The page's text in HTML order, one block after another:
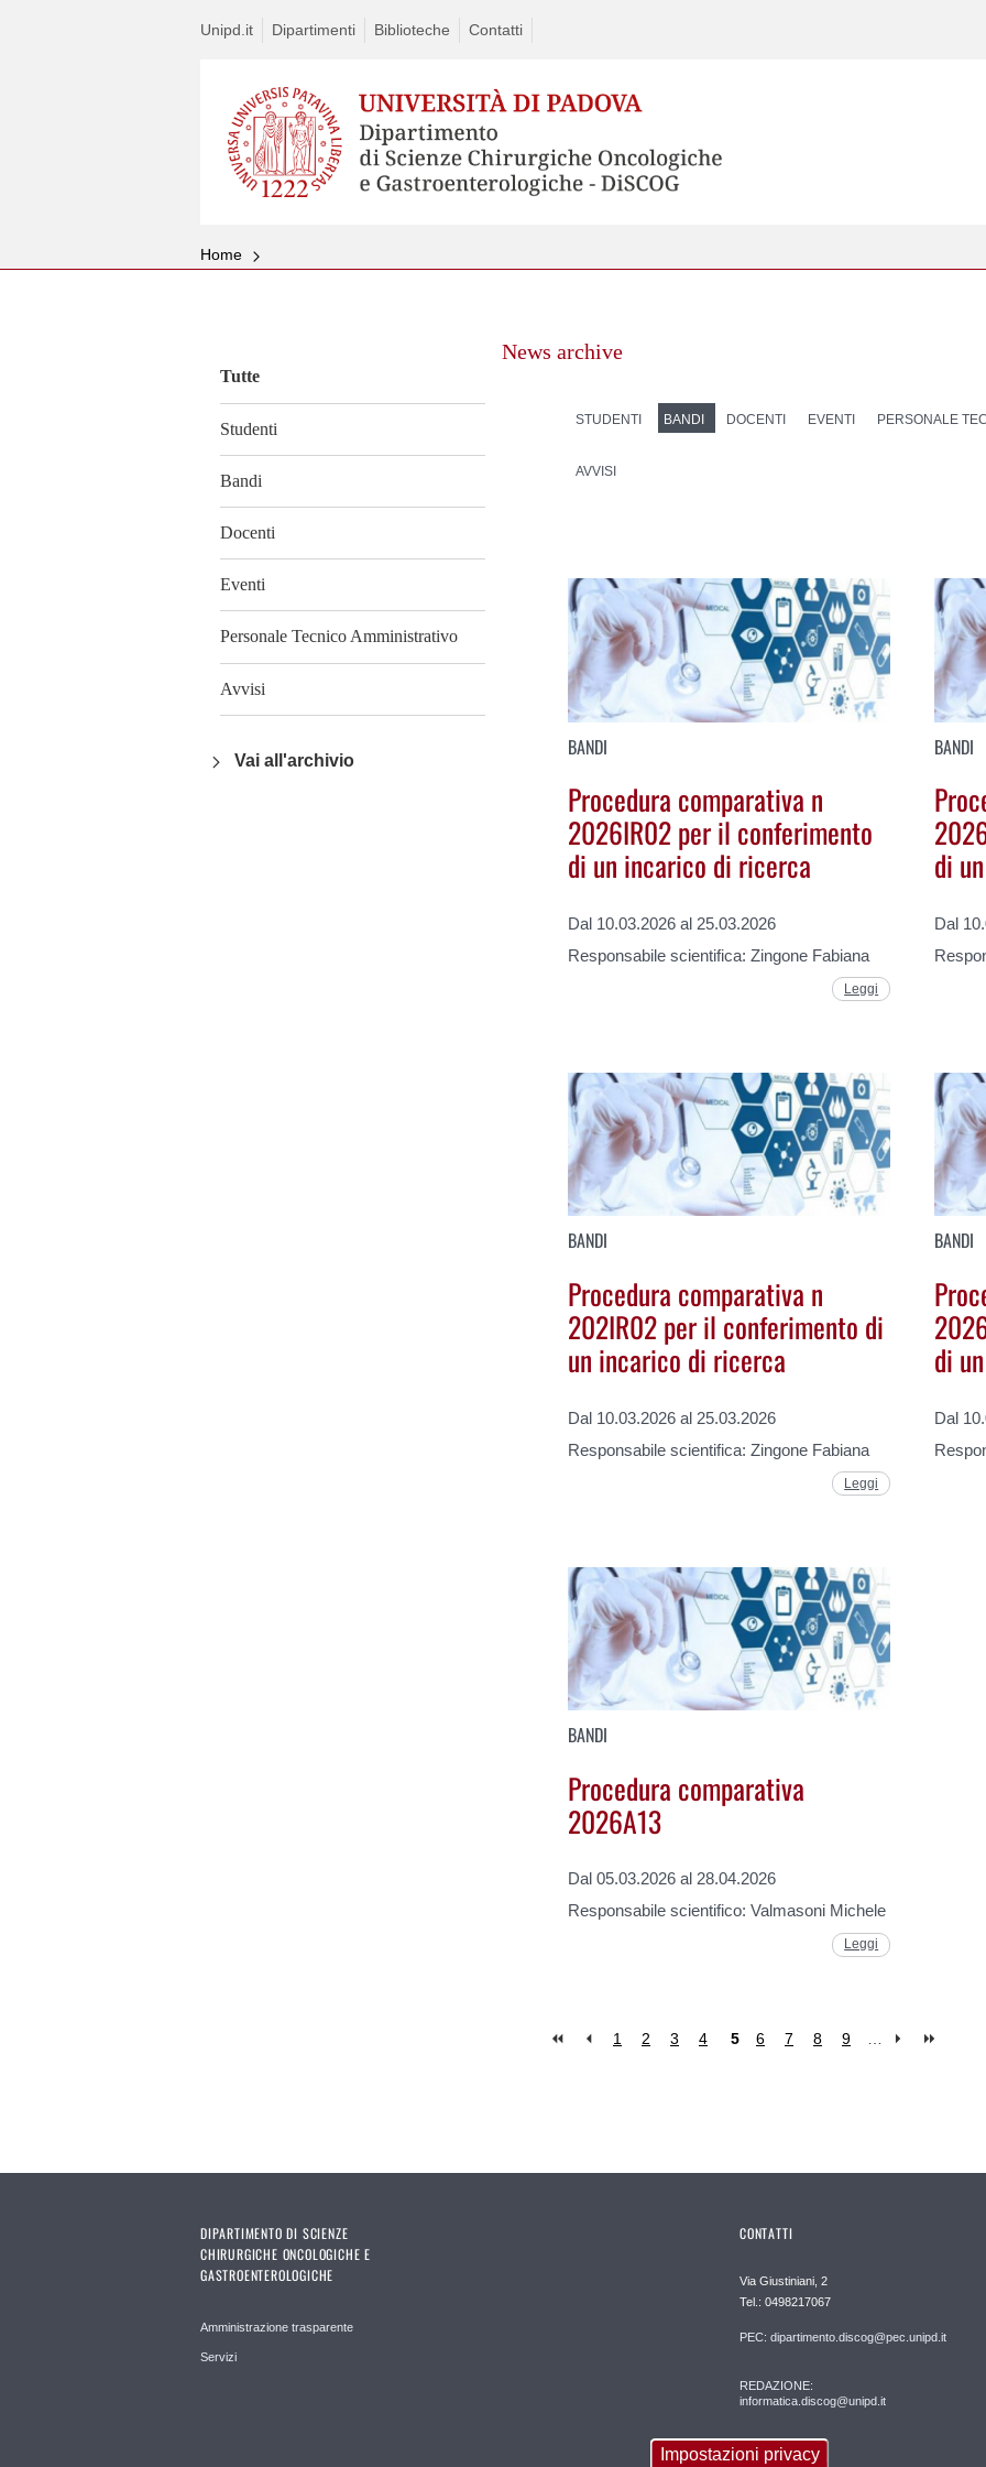
Unipd.it Dipartimenti Biblioteche Contatti
Home
Tutte
Studenti
Bandi
Docenti
Eventi
Personale Tecnico Amministrativo
Avvisi
Vai all'archivio
News archive
STUDENTI BANDI DOCENTI EVENTI PERSONALE
AVVISI
BANDI
Procedura comparativa n
2026IR02 per il conferimento
di un incarico di ricerca
Dal 10.03.2026 al 25.03.2026
Responsabile scientifica: Zingone Fabiana
Leggi
BANDI
di
Dal
BANDI
Procedura comparativa n
202IR02 per il conferimento di
un incarico di ricerca
Dal 10.03.2026 al 25.03.2026
Responsabile scientifica: Zingone Fabiana
Leggi
BANDI
di
Dal
BANDI
Procedura comparativa
2026A13
Dal 05.03.2026 al 28.04.2026
Responsabile scientifico: Valmasoni Michele
Leggi
1 2 3 4 5 6 7 8 9
DIPARTIMENTO DI SCIENZE
CHIRURGICHE ONCOLOGICHE E
GASTROENTEROLOGICHE
Amministrazione trasparente
Servizi
CONTATTI
Via Giustiniani, 2
Tel.: 0498217067
PEC: dipartimento.discog@pec.unipd.it
REDAZIONE:
informatica.discog@unipd.it
Impostazioni privacy